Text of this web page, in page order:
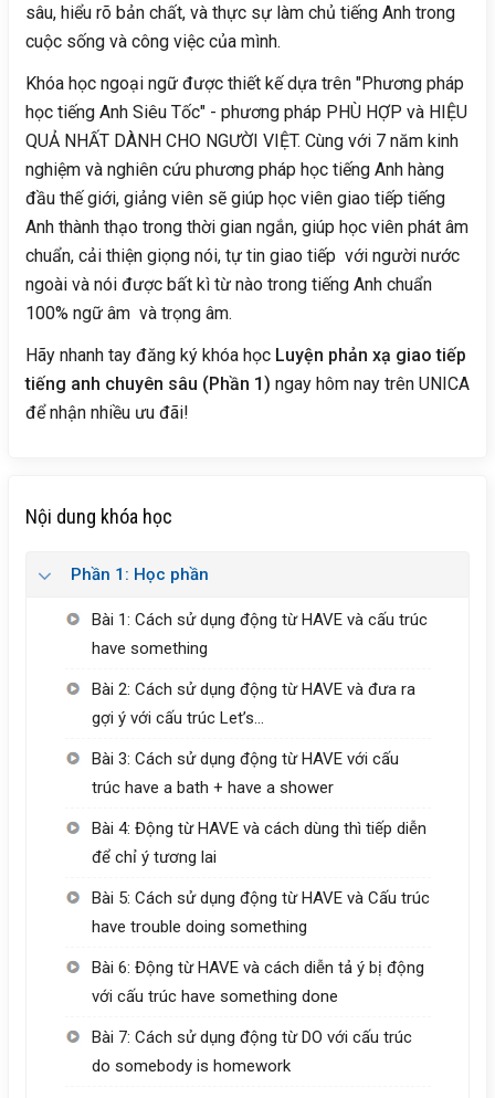
sâu, hiểu rõ bản chất, và thực sự làm chủ tiếng Anh trong
cuộc sống và công việc của mình.
Khóa học ngoại ngữ được thiết kế dựa trên "Phương pháp
học tiếng Anh Siêu Tốc" - phương pháp PHÙ HỢP và HIỆU
QUẢ NHẤT DÀNH CHO NGƯỜI VIỆT. Cùng với 7 năm kinh
nghiệm và nghiên cứu phương pháp học tiếng Anh hàng
đầu thế giới, giảng viên sẽ giúp học viên giao tiếp tiếng
Anh thành thạo trong thời gian ngắn, giúp học viên phát âm
chuẩn, cải thiện giọng nói, tự tin giao tiếp với người nước
ngoài và nói được bất kì từ nào trong tiếng Anh chuẩn
100% ngữ âm và trọng âm.
Hãy nhanh tay đăng ký khóa học Luyện phản xạ giao tiếp
tiếng anh chuyên sâu (Phần 1) ngay hôm nay trên UNICA
để nhận nhiều ưu đãi!
Nội dung khóa học
Phần 1: Học phần
Bài 1: Cách sử dụng động từ HAVE và cấu trúc
have something
Bài 2: Cách sử dụng động từ HAVE và đưa ra
gợi ý với cấu trúc Let’s…
Bài 3: Cách sử dụng động từ HAVE với cấu
trúc have a bath + have a shower
Bài 4: Động từ HAVE và cách dùng thì tiếp diễn
để chỉ ý tương lai
Bài 5: Cách sử dụng động từ HAVE và Cấu trúc
have trouble doing something
Bài 6: Động từ HAVE và cách diễn tả ý bị động
với cấu trúc have something done
Bài 7: Cách sử dụng động từ DO với cấu trúc
do somebody is homework